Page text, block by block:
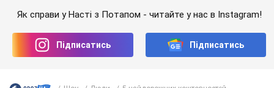
українцям розповіли, чого очікувати